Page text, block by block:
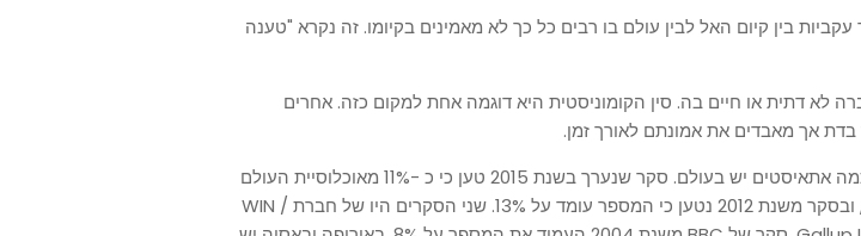
בין קיום האל לבין עולם בו רבים כל כך לא מאמינים בקיומו. זה נקרא "טענה
לא דתית או חיים בה. סין הקומוניסטית היא דוגמה אחת למקום כזה. אחרים
בדת אך מאבדים את אמונתם לאורך זמן.
קשה להעריך כמה אתאיסטים יש בעולם. סקר שנערך בשנת 2015 טען כי כ -11% מאוכלוסיית העולם
הם אתאיסטים, ובסקר משנת 2012 נטען כי המספר עומד על 13%. שני הסקרים היו של חברת WIN /